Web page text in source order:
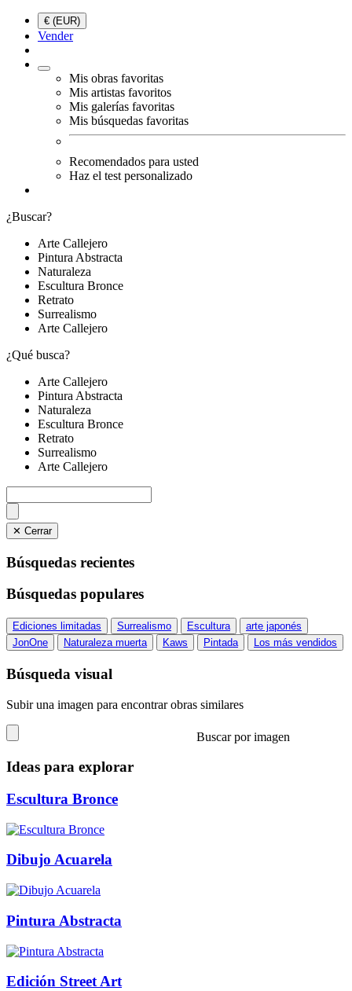
€ (EUR)
Vender
Mis obras favoritas
Mis artistas favoritos
Mis galerías favoritas
Mis búsquedas favoritas
Recomendados para usted
Haz el test personalizado
¿Buscar?
Arte Callejero
Pintura Abstracta
Naturaleza
Escultura Bronce
Retrato
Surrealismo
Arte Callejero
¿Qué busca?
Arte Callejero
Pintura Abstracta
Naturaleza
Escultura Bronce
Retrato
Surrealismo
Arte Callejero
✕ Cerrar
Búsquedas recientes
Búsquedas populares
Ediciones limitadas Surrealismo Escultura
arte japonés
JonOne
Naturaleza muerta Kaws Pintada Los más vendidos
Búsqueda visual
Subir una imagen para encontrar obras similares
Buscar por imagen
Ideas para explorar
Escultura Bronce
Dibujo Acuarela
Pintura Abstracta
Edición Street Art